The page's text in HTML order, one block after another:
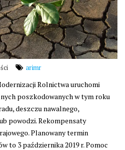
arimr
Rolnictwa uruchomi
poszkodowanych w tym roku
deszczu nawalnego,
powodzi. Rekompensaty
Planowany termin
to 3 października 2019 r. Pomoc